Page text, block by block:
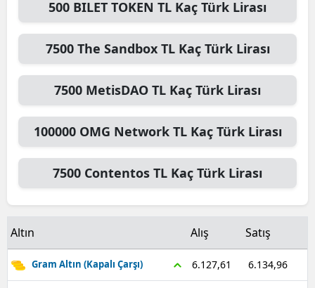
Kırklareli
Kırşehir
Kocaeli
Konya
Malatya
Kahramanmaraş
Mardin
500 BILET TOKEN TL Kaç Türk Lirası
7500 The Sandbox TLKaç Türk Lirası
7500 MetisDAO TL Kaç Türk Lirası
100000 OMG Network TLKaç Türk Lirası
7500 Contentos TL Kaç Türk Lirası
Altın Alış Satış
Gram Altın (Kapalı Çarşı) 6.127,61 6.134,96